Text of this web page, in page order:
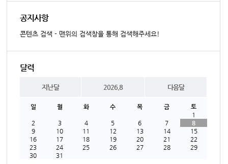
공지사항
콘텐츠 검색 - 맨위의 검색창을 통해 검색해주세요!
달력
지난달 2026.8 다음달
일 월 화 수 목 금
토
1
2
3 4 5 6 7
8
9
10 11 12 13 14
15
16
17 18 19 20 21
22
23
24 25 26 27 28
29
30
31